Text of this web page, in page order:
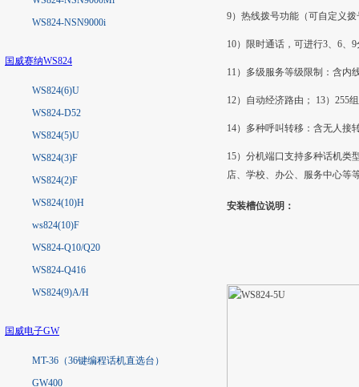
WS824-NSN9000i
国威赛纳WS824
WS824(6)U
WS824-D52
WS824(5)U
WS824(3)F
WS824(2)F
WS824(10)H
ws824(10)F
WS824-Q10/Q20
WS824-Q416
WS824(9)A/H
国威电子GW
MT-36（36键编程话机直选台）
GW400
9）热线拨号功能（可自定义
10）限时通话，可进行3、6、
11）多级服务等级限制：含内
12）自动经济路由； 13）255
14）多种呼叫转移：含无人接
15）分机端口支持多种话机类
店、学校、办公、服务中心等
安装槽位说明：